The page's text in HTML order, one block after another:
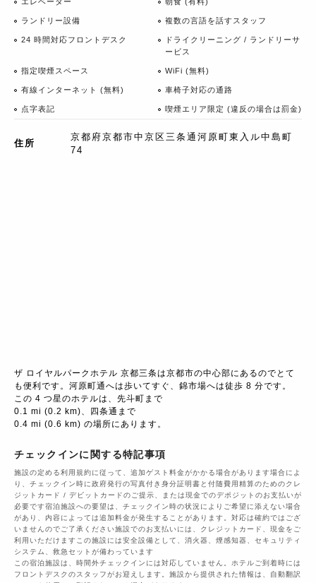
ランドリー設備 複数の言語を話すスタッフ
24 時間対応フロントデスク
ドライクリーニング / ランドリーサ
ービス
指定喫煙スペース WiFi (無料)
有線インターネット (無料) 車椅子対応の通路
点字表記 喫煙エリア限定 (違反の場合は罰金)
住所
京都府京都市中京区三条通河原町東入ル中島町
74
ザ ロイヤルパークホテル 京都三条は京都市の中心部にあるのでとて
も便利です。河原町通へは歩いてすぐ、錦市場へは徒歩 8 分です。
この 4 つ星のホテルは、先斗町まで
0.1 mi (0.2 km)、四条通まで
0.4 mi (0.6 km) の場所にあります。
チェックインに関する特記事項
施設の定める利用規約に従って、追加ゲスト料金がかかる場合があります場合によ
り、チェックイン時に政府発行の写真付き身分証明書と付随費用精算のためのクレ
ジットカード / デビットカードのご提示、または現金でのデポジットのお支払いが
必要です宿泊施設への要望は、チェックイン時の状況によりご希望に添えない場合
があり、内容によっては追加料金が発生することがあります。対応は確約ではござ
いませんのでご了承ください施設でのお支払いには、クレジットカード、現金をご
利用いただけますこの施設には安全設備として、消火器、煙感知器、セキュリティ
システム、救急セットが備わっています
この宿泊施設は、時間外チェックインには対応していません。ホテルご到着時には
フロントデスクのスタッフがお迎えします。施設から提供された情報は、自動翻訳